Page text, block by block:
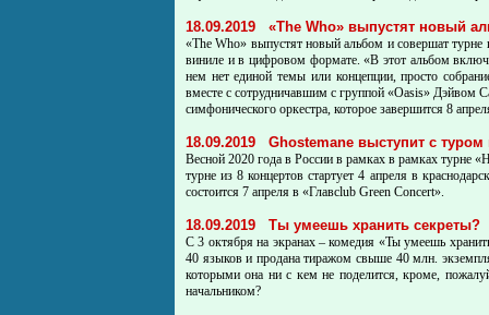
18.09.2019 «The Who» выпустят новый
«The Who» выпустят новый альбом и совершат
виниле и в цифровом формате. «В этот альбом
нем нет единой темы или концепции, просто
вместе с сотрудничавшим с группой «Oasis» Дэйвом
симфонического оркестра, которое завершится 8
18.09.2019 Ghostemane выступит с туром
Весной 2020 года в России в рамках в рамках турне
турне из 8 концертов стартует 4 апреля в
состоится 7 апреля в «Главclub Green Concert».
18.09.2019 Ты умеешь хранить секреты?
С 3 октября на экранах – комедия «Ты умеешь
40 языков и продана тиражом свыше 40 млн.
которыми она ни с кем не поделится, кроме,
начальником?